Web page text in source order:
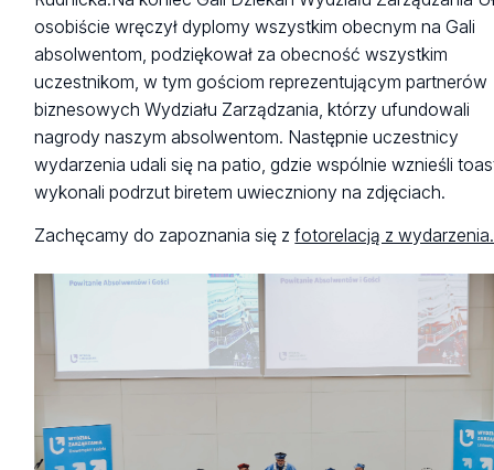
osobiście wręczył dyplomy wszystkim obecnym na Gali
absolwentom, podziękował za obecność wszystkim
uczestnikom, w tym gościom reprezentującym partnerów
biznesowych Wydziału Zarządzania, którzy ufundowali
nagrody naszym absolwentom. Następnie uczestnicy
wydarzenia udali się na patio, gdzie wspólnie wznieśli
wykonali podrzut biretem uwieczniony na zdjęciach.
Zachęcamy do zapoznania się zfotorelacją z wydarzenia.